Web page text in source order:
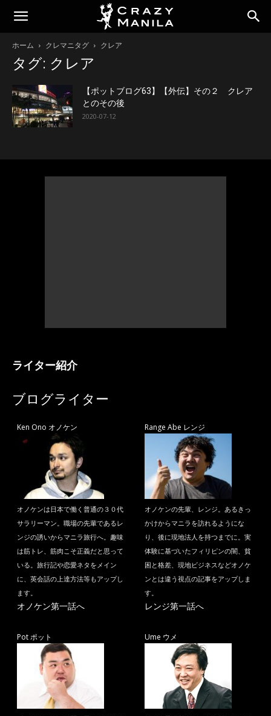
ホーム クレマニタグ クレア
タグ: クレア
【ポットブログ63】【外伝】その２ クレア
とのその後
2020-07-12
ライター紹介
ブログライター
Ken Ono オノケン
オノケンは日本で働く普通の３０代
サラリーマン。職場の先輩であるレ
ンジの誘いからマニラ旅行へ。趣味
は筋トレ、筋肉こそ正義だと思って
いる。旅行記や恋愛ネタをメイン
に、英会話の上達方法等もアップし
ます。
オノケン第一話へ
Range Abe レンジ
オノケンの先輩、レンジ。あるきっ
かけからマニラを訪れるようにな
り、後に現地法人を持つまでに。実
体験に基づいたフィリピンの闇、貧
困と格差、現地ビジネスなどオノケ
ンとは違う視点の記事をアップしま
す。
レンジ第一話へ
Pot ポット Ume ウメ